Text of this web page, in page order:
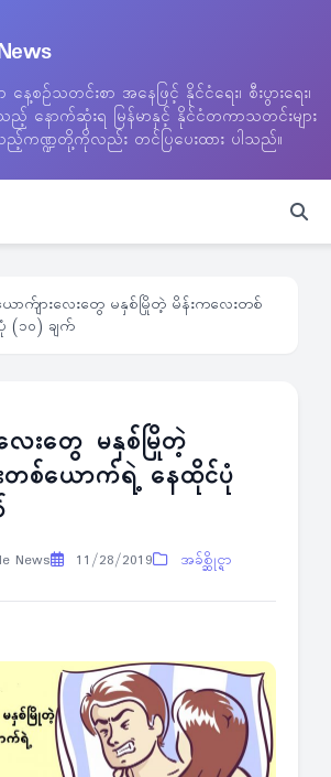
နေ့စဉ်သတင်းစာ အနေဖြင့် နိုင်ငံရေး၊ စီးပွားရေး၊
သည့် နောက်ဆုံးရ မြန်မာနှင့် နိုင်ငံတကာသတင်းများ
ည့်ကဏ္ဍတို့ကိုလည်း တင်ပြပေးထား ပါသည်။
ောက်ျားလေးတွေ မနှစ်မြိုတဲ့ မိန်းကလေးတစ်
(၁၀) ချက်
ေးတွေ မနှစ်မြိုတဲ့
တစ်ယောက်ရဲ့ နေထိုင်ပုံ
News 11/28/2019 အခ်စ္ဆိုင္ရာ